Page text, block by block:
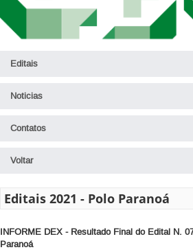
Editais
Noticias
Contatos
Voltar
Editais 2021 - Polo Paranoá
INFORME DEX - Resultado Final do Edital N.
Paranoá